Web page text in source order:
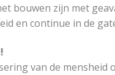
bouwen zijn met
en continue in de
van de mensheid